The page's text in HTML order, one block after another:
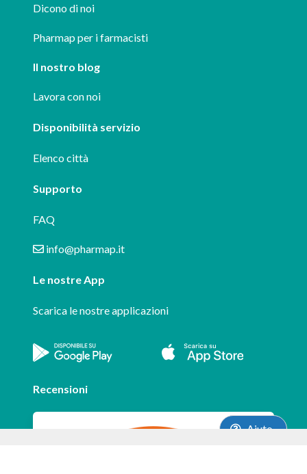
Dicono di noi
Pharmap per i farmacisti
Il nostro blog
Lavora con noi
Disponibilità servizio
Elenco città
Supporto
FAQ
info@pharmap.it
Le nostre App
Scarica le nostre applicazioni
Recensioni
Aiuto